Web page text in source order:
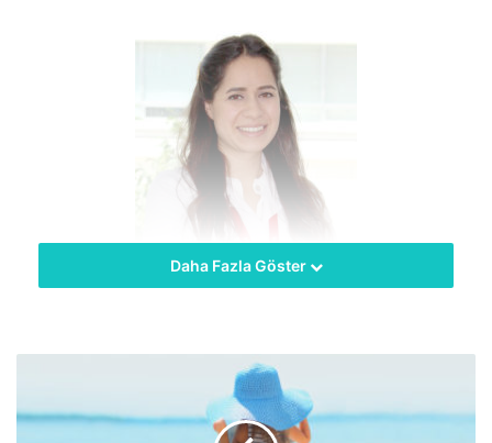
hekimus + Memorial Kayseri Hastanesi Beslenme ve Diyet
Bölümü’nden Dyt. Merve Sır, kavunun faydaları ve nasıl
Daha Fazla Göster